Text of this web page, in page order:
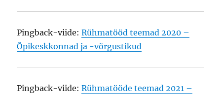
Pingback-viide:Rühmatööd teemad 2020 –
Õpikeskkonnad ja -võrgustikud
Pingback-viide:Rühmatööde teemad 2021 –